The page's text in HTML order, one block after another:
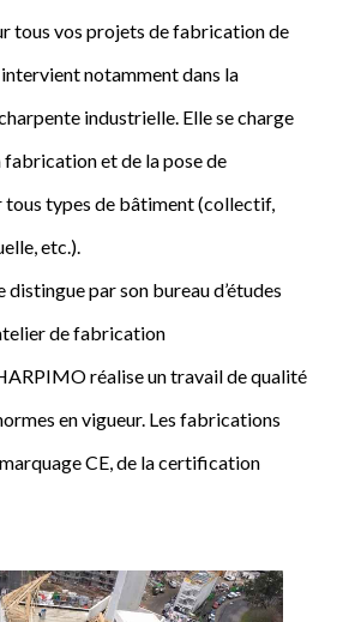
tous vos projets de fabrication de
notamment dans la
industrielle. Elle se charge
fabrication et de la pose de
tous types de bâtiment (collectif,
etc.).
par son bureau d’études
de fabrication
réalise un travail de qualité
en vigueur. Les fabrications
CE, de la certification